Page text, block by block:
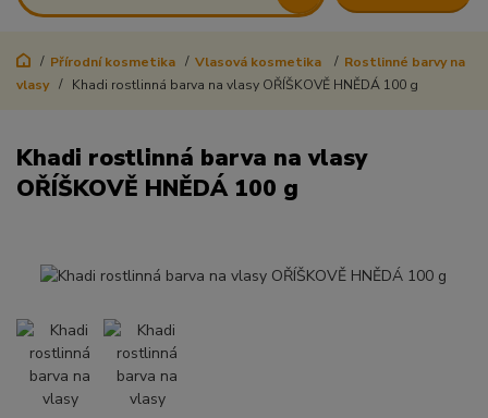
Přírodní kosmetika Vlasová kosmetika
Rostlinné barvy na
vlasy
Khadi rostlinná barva na vlasy OŘÍŠKOVĚ HNĚDÁ 100 g
Khadi rostlinná barva na vlasy
OŘÍŠKOVĚ HNĚDÁ 100 g